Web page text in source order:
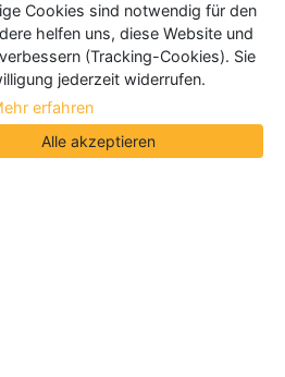
Cookies sind notwendig für den
helfen uns, diese Website und
(Tracking-Cookies). Sie
jederzeit widerrufen.
erfahren
Alle akzeptieren